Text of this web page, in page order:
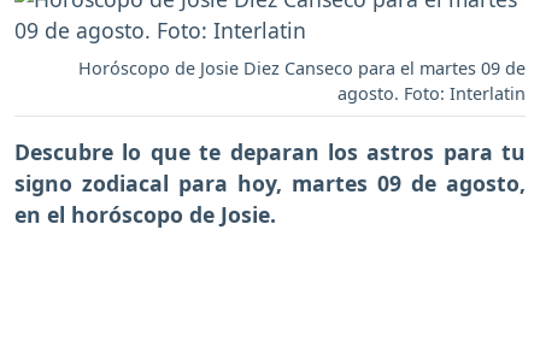
Horóscopo de Josie Diez Canseco para el martes 09 de
agosto. Foto: Interlatin
Descubre lo que te deparan los astros para tu
signo zodiacal para hoy, martes 09 de agosto,
en el horóscopo de Josie.